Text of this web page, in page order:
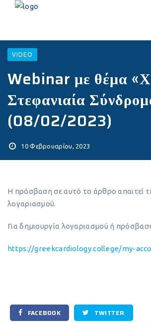
VIDEO
Webinar με θέμα
Στεφανιαία
(08/02/2023)
10 Φεβρουαρίου, 2023
Η πρόσβαση σε αυτό το άρθρο απαιτεί
λογαριασμού.
Για δημιουργία λογαριασμού ή
https://greekcardiology.college/my-
FACEBOOK TWITTER